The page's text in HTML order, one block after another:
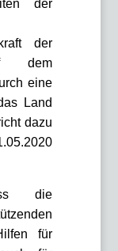
der
der
dem
eine
Land
dazu
die
für